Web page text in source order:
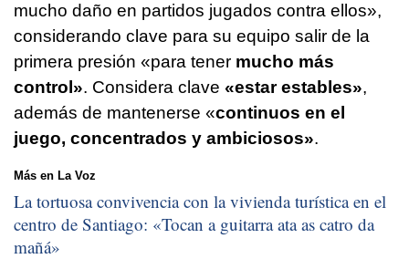
mucho daño en partidos jugados contra ellos»,
considerando clave para su equipo salir de la
primera presión «para tener mucho más
control». Considera clave «estar estables»,
además de mantenerse «continuos en el
juego, concentrados y ambiciosos».
Más en La Voz
La tortuosa convivencia con la vivienda turística en el
centro de Santiago: «Tocan a guitarra ata as catro da
mañá»